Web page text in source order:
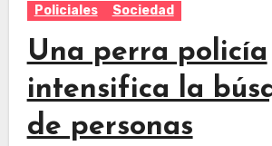
Policiales Sociedad
Una perra policía
intensifica la
de personas